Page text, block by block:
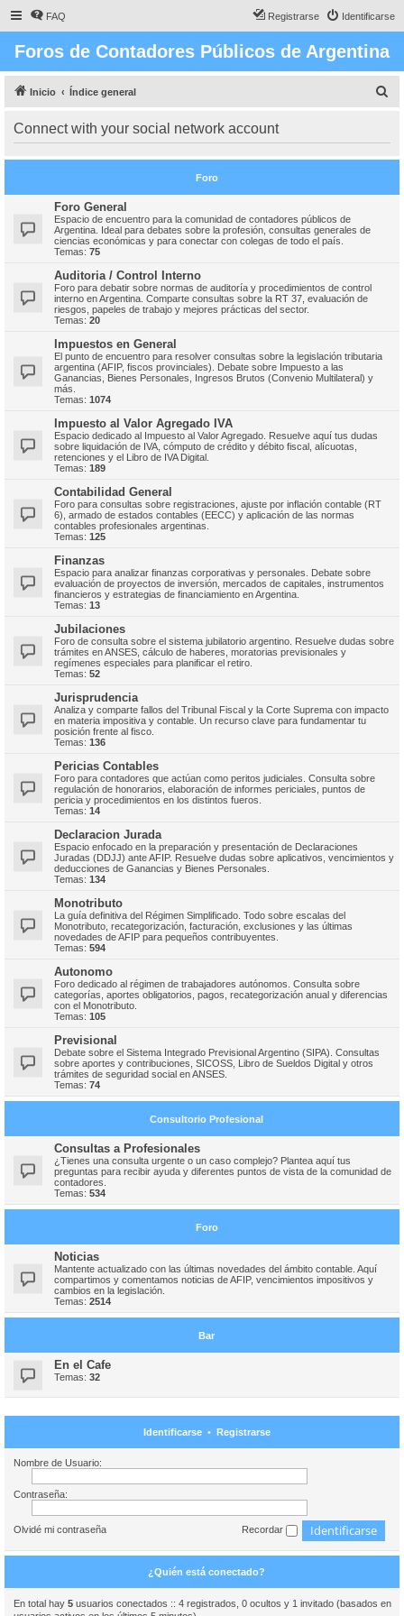
FAQ Identificarse
Registrarse
Foros de Contadores Públicos de Argentina
Inicio Índice general
Connect with your social network account
Foro
Foro General
Espacio de encuentro para la comunidad de contadores públicos de
Argentina. Ideal para debates sobre la profesión, consultas generales de
ciencias económicas y para conectar con colegas de todo el país.
Temas: 75
Auditoria / Control Interno
Foro para debatir sobre normas de auditoría y procedimientos de control
interno en Argentina. Comparte consultas sobre la RT 37, evaluación de
riesgos, papeles de trabajo y mejores prácticas del sector.
Temas: 20
Impuestos en General
El punto de encuentro para resolver consultas sobre la legislación tributaria
argentina (AFIP, fiscos provinciales). Debate sobre Impuesto a las
Ganancias, Bienes Personales, Ingresos Brutos (Convenio Multilateral) y
más.
Temas: 1074
Impuesto al Valor Agregado IVA
Espacio dedicado al Impuesto al Valor Agregado. Resuelve aquí tus dudas
sobre liquidación de IVA, cómputo de crédito y débito fiscal, alícuotas,
retenciones y el Libro de IVA Digital.
Temas: 189
Contabilidad General
Foro para consultas sobre registraciones, ajuste por inflación contable (RT
6), armado de estados contables (EECC) y aplicación de las normas
contables profesionales argentinas.
Temas: 125
Finanzas
Espacio para analizar finanzas corporativas y personales. Debate sobre
evaluación de proyectos de inversión, mercados de capitales, instrumentos
financieros y estrategias de financiamiento en Argentina.
Temas: 13
Jubilaciones
Foro de consulta sobre el sistema jubilatorio argentino. Resuelve dudas sobre
trámites en ANSES, cálculo de haberes, moratorias previsionales y
regímenes especiales para planificar el retiro.
Temas: 52
Jurisprudencia
Analiza y comparte fallos del Tribunal Fiscal y la Corte Suprema con impacto
en materia impositiva y contable. Un recurso clave para fundamentar tu
posición frente al fisco.
Temas: 136
Pericias Contables
Foro para contadores que actúan como peritos judiciales. Consulta sobre
regulación de honorarios, elaboración de informes periciales, puntos de
pericia y procedimientos en los distintos fueros.
Temas: 14
Declaracion Jurada
Espacio enfocado en la preparación y presentación de Declaraciones
Juradas (DDJJ) ante AFIP. Resuelve dudas sobre aplicativos, vencimientos y
deducciones de Ganancias y Bienes Personales.
Temas: 134
Monotributo
La guía definitiva del Régimen Simplificado. Todo sobre escalas del
Monotributo, recategorización, facturación, exclusiones y las últimas
novedades de AFIP para pequeños contribuyentes.
Temas: 594
Autonomo
Foro dedicado al régimen de trabajadores autónomos. Consulta sobre
categorías, aportes obligatorios, pagos, recategorización anual y diferencias
con el Monotributo.
Temas: 105
Previsional
Debate sobre el Sistema Integrado Previsional Argentino (SIPA). Consultas
sobre aportes y contribuciones, SICOSS, Libro de Sueldos Digital y otros
trámites de seguridad social en ANSES.
Temas: 74
Consultorio Profesional
Consultas a Profesionales
¿Tienes una consulta urgente o un caso complejo? Plantea aquí tus
preguntas para recibir ayuda y diferentes puntos de vista de la comunidad de
contadores.
Temas: 534
Foro
Noticias
Mantente actualizado con las últimas novedades del ámbito contable. Aquí
compartimos y comentamos noticias de AFIP, vencimientos impositivos y
cambios en la legislación.
Temas: 2514
Bar
En el Cafe
Temas: 32
Identificarse• Registrarse
Nombre de Usuario:
Contraseña:
Olvidé mi contraseña Recordar
¿Quién está conectado?
En total hay 5 usuarios conectados :: 4 registrados, 0 ocultos y 1 invitado (basados en